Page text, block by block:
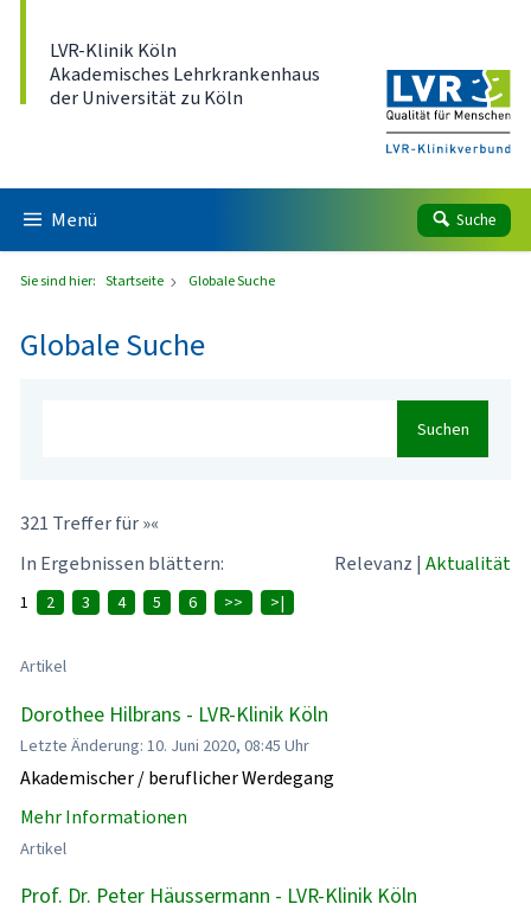
LVR-Klinik Köln
Akademisches Lehrkrankenhaus
der Universität zu Köln
Menü Suche
Sie sind hier: Startseite Globale Suche
Globale Suche
Suchen
321 Treffer für »«
In Ergebnissen blättern:
Relevanz | Aktualität
1 2 3 4 5 6 >> >|
Artikel
Dorothee Hilbrans - LVR-Klinik Köln
Letzte Änderung: 10. Juni 2020, 08:45 Uhr
Akademischer / beruflicher Werdegang
Mehr Informationen
Artikel
Prof. Dr. Peter Häussermann - LVR-Klinik Köln